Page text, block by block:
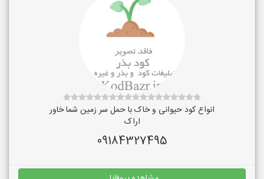
انواع کود حیوانی و خاک با حمل سر زمین شما خاور
اراک
09184327495